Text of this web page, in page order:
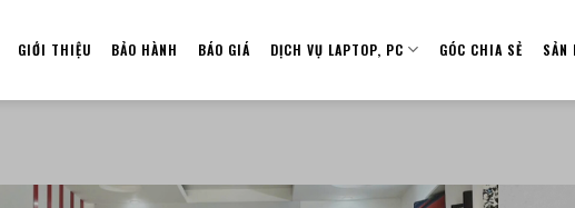
GIỚI THIỆU BẢO HÀNH BÁO GIÁ DỊCH VỤ LAPTOP, PC GÓC CHIA SẺ SẢN